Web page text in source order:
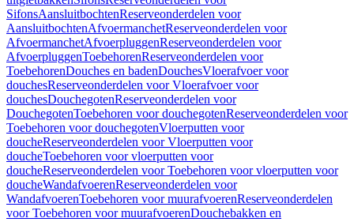
SifonsAansluitbochtenReserveonderdelen voor
AansluitbochtenAfvoermanchetReserveonderdelen voor
AfvoermanchetAfvoerpluggenReserveonderdelen voor
AfvoerpluggenToebehorenReserveonderdelen voor
ToebehorenDouches en badenDouchesVloerafvoer voor
douchesReserveonderdelen voor Vloerafvoer voor
douchesDouchegotenReserveonderdelen voor
DouchegotenToebehoren voor douchegotenReserveonderdelen voor
Toebehoren voor douchegotenVloerputten voor
doucheReserveonderdelen voor Vloerputten voor
doucheToebehoren voor vloerputten voor
doucheReserveonderdelen voor Toebehoren voor vloerputten voor
doucheWandafvoerenReserveonderdelen voor
WandafvoerenToebehoren voor muurafvoerenReserveonderdelen
voor Toebehoren voor muurafvoerenDouchebakken en